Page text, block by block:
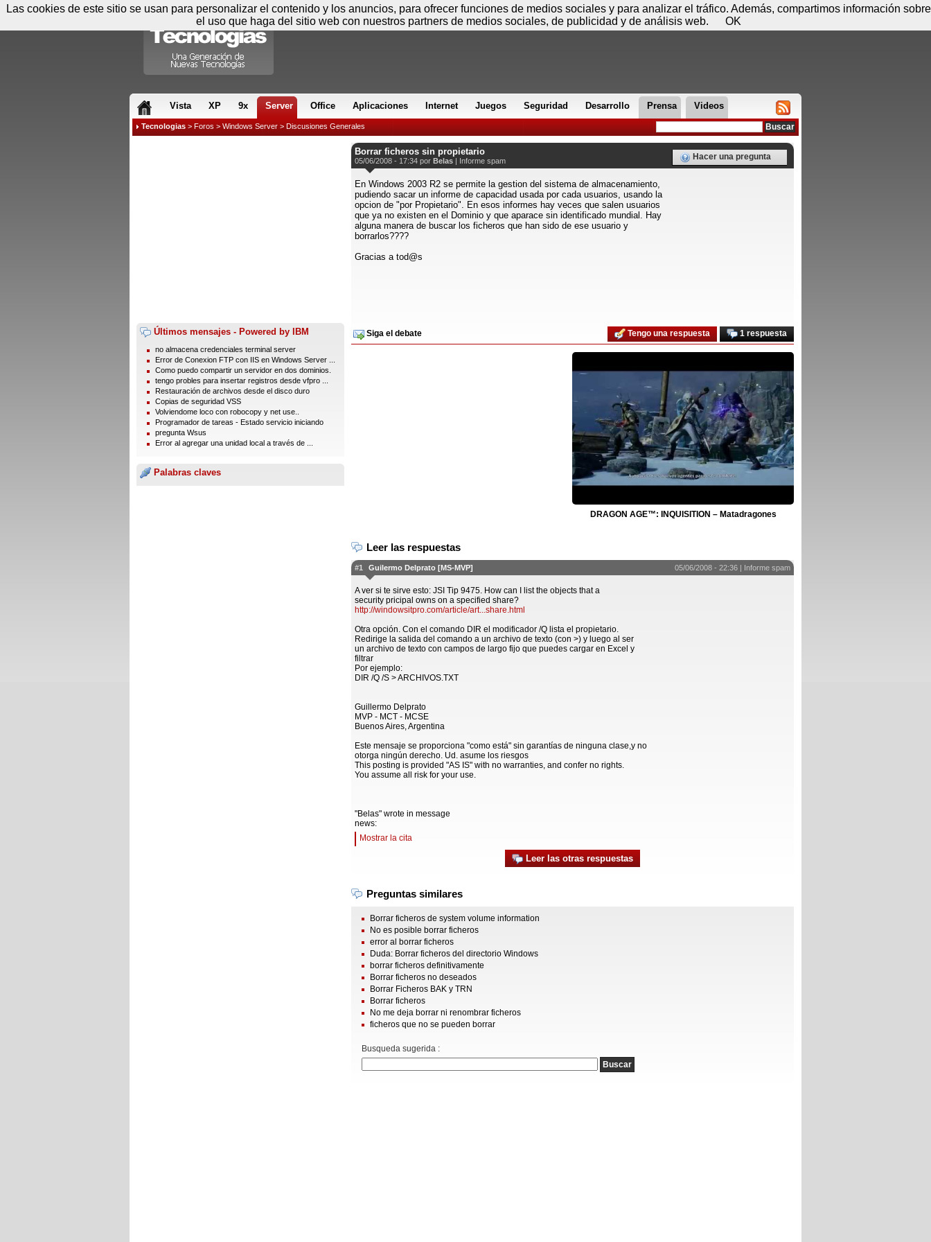
Vista XP 9x Server Office Aplicaciones Internet Juegos Seguridad Desarrollo Prensa Videos
Tecnologias > Foros > Windows Server > Discusiones Generales
Últimos mensajes - Powered by IBM
no almacena credenciales terminal server
Error de Conexion FTP con IIS en Windows Server ...
Como puedo compartir un servidor en dos dominios.
tengo probles para insertar registros desde vfpro ...
Restauración de archivos desde el disco duro
Copias de seguridad VSS
Volviendome loco con robocopy y net use..
Programador de tareas - Estado servicio iniciando
pregunta Wsus
Error al agregar una unidad local a través de ...
Palabras claves
Borrar ficheros sin propietario
05/06/2008 - 17:34 por Belas | Informe spam Hacer una pregunta
En Windows 2003 R2 se permite la gestion del sistema de almacenamiento,
pudiendo sacar un informe de capacidad usada por cada usuarios, usando la
opcion de "por Propietario". En esos informes hay veces que salen usuarios
que ya no existen en el Dominio y que aparace sin identificado mundial. Hay
alguna manera de buscar los ficheros que han sido de ese usuario y
borrarlos????
Gracias a tod@s
Siga el debate 1 respuesta
Tengo una respuesta
DRAGON AGE™: INQUISITION – Matadragones
Leer las respuestas
#1 Guilermo Delprato [MS-MVP] 05/06/2008 - 22:36 | Informe spam
A ver si te sirve esto: JSI Tip 9475. How can I list the objects that a
security pricipal owns on a specified share?
http://windowsitpro.com/article/art...share.html
Otra opción. Con el comando DIR el modificador /Q lista el propietario.
Redirige la salida del comando a un archivo de texto (con >) y luego al ser
un archivo de texto con campos de largo fijo que puedes cargar en Excel y
filtrar
Por ejemplo:
DIR /Q /S > ARCHIVOS.TXT
Guillermo Delprato
MVP - MCT - MCSE
Buenos Aires, Argentina
Este mensaje se proporciona "como está" sin garantías de ninguna clase,y no
otorga ningún derecho. Ud. asume los riesgos
This posting is provided "AS IS" with no warranties, and confer no rights.
You assume all risk for your use.
"Belas" wrote in message
news:
Mostrar la cita
Leer las otras respuestas
Preguntas similares
Borrar ficheros de system volume information
No es posible borrar ficheros
error al borrar ficheros
Duda: Borrar ficheros del directorio Windows
borrar ficheros definitivamente
Borrar ficheros no deseados
Borrar Ficheros BAK y TRN
Borrar ficheros
No me deja borrar ni renombrar ficheros
ficheros que no se pueden borrar
Busqueda sugerida :
Sábado 08 de agosto - 00:35 Registrar Conectar
Las cookies de este sitio se usan para personalizar el contenido y los anuncios, para ofrecer funciones de medios sociales y para analizar el tráfico. Además, compartimos información sobre
el uso que haga del sitio web con nuestros partners de medios sociales, de publicidad y de análisis web.
OK